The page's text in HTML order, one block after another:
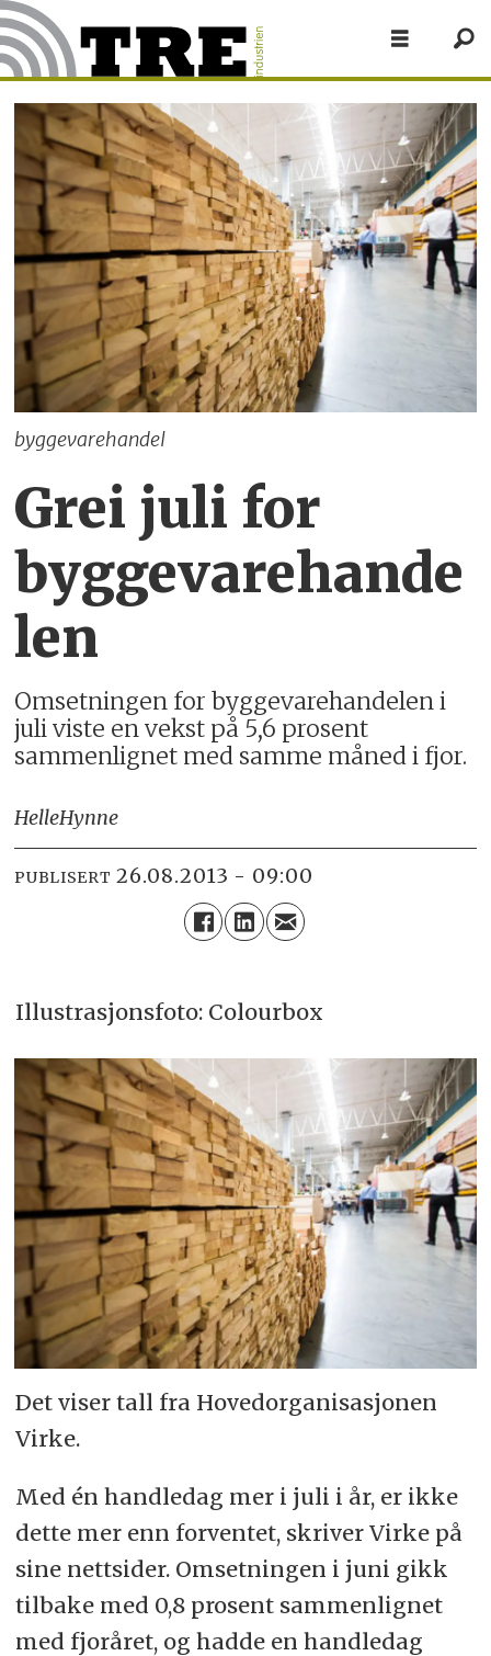
byggevarehandel
Grei juli for
byggevarehande
len
Omsetningen for byggevarehandelen i
juli viste en vekst på 5,6 prosent
sammenlignet med samme måned i fjor.
HelleHynne
PUBLISERT 26.08.2013 - 09:00
Illustrasjonsfoto: Colourbox
Det viser tall fra Hovedorganisasjonen
Virke.
Med én handledag mer i juli i år, er ikke
dette mer enn forventet, skriver Virke på
sine nettsider. Omsetningen i juni gikk
tilbake med 0,8 prosent sammenlignet
med fjoråret, og hadde en handledag